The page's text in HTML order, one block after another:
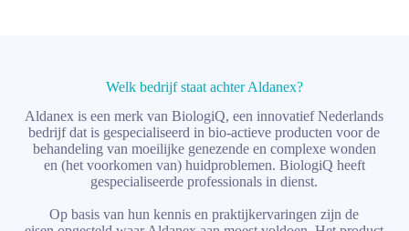
Welk bedrijf staat achter Aldanex?
Aldanex is een merk van BiologiQ, een innovatief Nederlands
bedrijf dat is gespecialiseerd in bio-actieve producten voor de
behandeling van moeilijke genezende en complexe wonden
en (het voorkomen van) huidproblemen. BiologiQ heeft
gespecialiseerde professionals in dienst.
Op basis van hun kennis en praktijkervaringen zijn de